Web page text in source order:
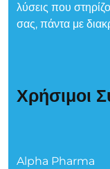
λύσεις που
σας, πάντα με
Χρήσιμοι
Alpha Pharma